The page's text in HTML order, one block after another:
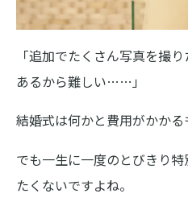
「追加でたくさん写真を撮
あるから難しい……」
結婚式は何かと費用がかかる
でも一生に一度のとびきり
たくないですよね。